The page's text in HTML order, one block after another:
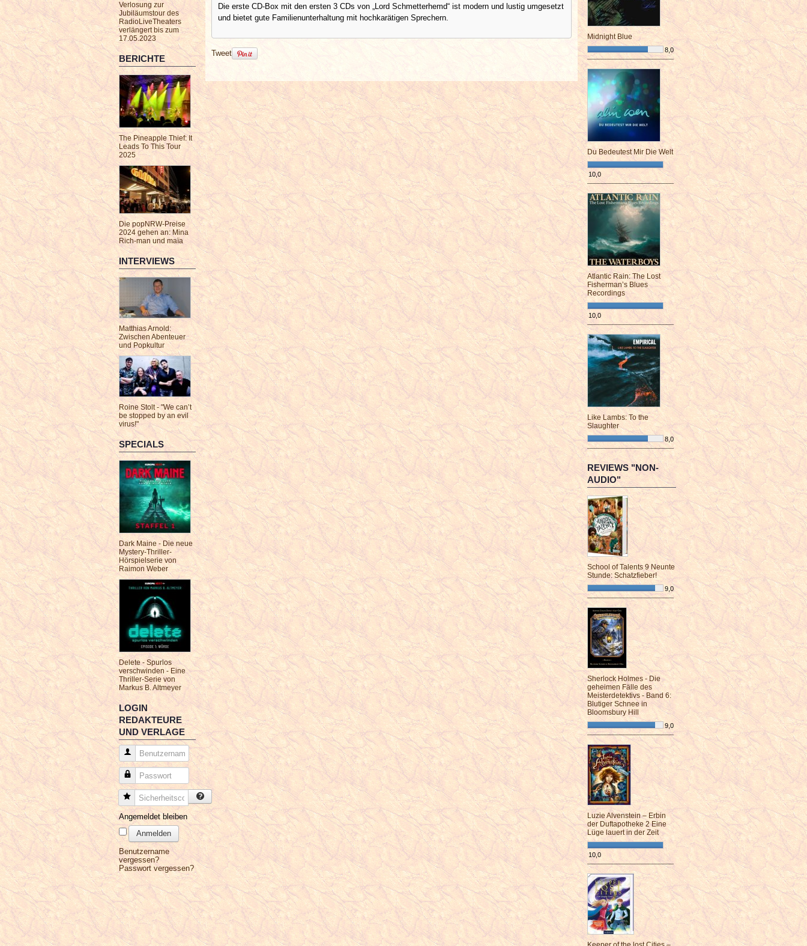
Verlosung zur
Jubiläumstour des
RadioLiveTheaters
verlängert bis zum
17.05.2023
BERICHTE
The Pineapple Thief: It
Leads To This Tour
2025
Die popNRW-Preise
2024 gehen an: Mina
Rich-man und maïa
INTERVIEWS
Matthias Arnold:
Zwischen Abenteuer
und Popkultur
Roine Stolt - "We can’t
be stopped by an evil
virus!"
SPECIALS
Dark Maine - Die neue
Mystery-Thriller-
Hörspielserie von
Raimon Weber
Delete - Spurlos
verschwinden - Eine
Thriller-Serie von
Markus B. Altmeyer
LOGIN
REDAKTEURE
UND VERLAGE
Benutzername
Passwort
Sicherheitscode
Angemeldet bleiben
Anmelden
Benutzername
vergessen?
Passwort vergessen?
Die erste CD-Box mit den ersten 3 CDs von „Lord Schmetterhemd“ ist modern und lustig umgesetzt
und bietet gute Familienunterhaltung mit hochkarätigen Sprechern.
Tweet
Midnight Blue
8,0
¯¯¯¯¯¯¯¯¯¯¯¯¯¯¯¯¯¯¯¯¯¯¯¯
Du Bedeutest Mir Die Welt
10,0
¯¯¯¯¯¯¯¯¯¯¯¯¯¯¯¯¯¯¯¯¯¯¯¯
Atlantic Rain: The Lost
Fisherman’s Blues
Recordings
10,0
¯¯¯¯¯¯¯¯¯¯¯¯¯¯¯¯¯¯¯¯¯¯¯¯
Like Lambs: To the
Slaughter
8,0
¯¯¯¯¯¯¯¯¯¯¯¯¯¯¯¯¯¯¯¯¯¯¯¯
REVIEWS "NON-
AUDIO"
School of Talents 9 Neunte
Stunde: Schatzfieber!
9,0
¯¯¯¯¯¯¯¯¯¯¯¯¯¯¯¯¯¯¯¯¯¯¯¯
Sherlock Holmes - Die
geheimen Fälle des
Meisterdetektivs - Band 6:
Blutiger Schnee in
Bloomsbury Hill
9,0
¯¯¯¯¯¯¯¯¯¯¯¯¯¯¯¯¯¯¯¯¯¯¯¯
Luzie Alvenstein – Erbin
der Duftapotheke 2 Eine
Lüge lauert in der Zeit
10,0
¯¯¯¯¯¯¯¯¯¯¯¯¯¯¯¯¯¯¯¯¯¯¯¯